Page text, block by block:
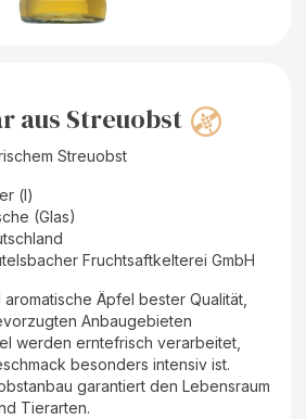
aus Streuobst
Streuobst
(l)
(Glas)
Fruchtsaftkelterei GmbH
Äpfel bester Qualität,
Anbaugebieten
werden erntefrisch verarbeitet,
besonders intensiv ist.
garantiert den Lebensraum
Tierarten.